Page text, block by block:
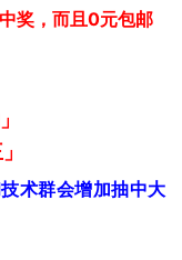
奖，而且0元包邮
术群会增加抽中大